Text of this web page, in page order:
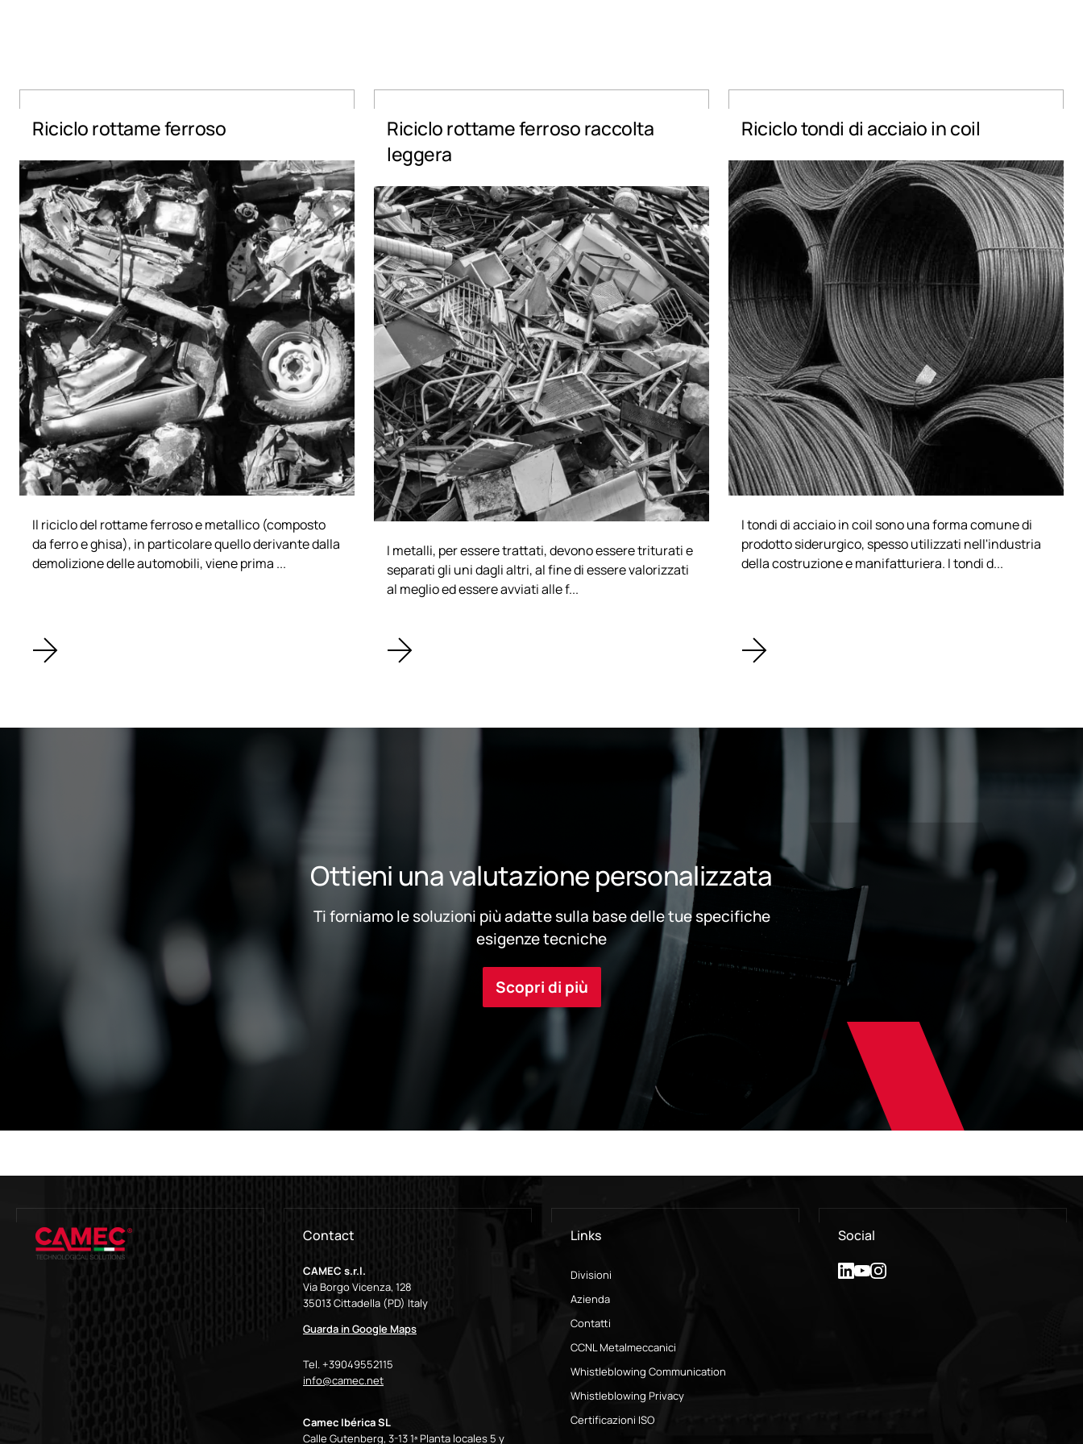
Riciclo rottame ferroso
Il riciclo del rottame ferroso e metallico (composto
da ferro e ghisa), in particolare quello derivante dalla
demolizione delle automobili, viene prima ...
Riciclo rottame ferroso raccolta
leggera
I metalli, per essere trattati, devono essere triturati e
separati gli uni dagli altri, al fine di essere valorizzati
al meglio ed essere avviati alle f...
Riciclo tondi di acciaio in coil
I tondi di acciaio in coil sono una forma comune di
prodotto siderurgico, spesso utilizzati nell'industria
della costruzione e manifatturiera. I tondi d...
Ottieni una valutazione personalizzata
Ti forniamo le soluzioni più adatte sulla base delle tue specifiche
esigenze tecniche
Scopri di più
Contact
CAMEC s.r.l.
Via Borgo Vicenza, 128
35013 Cittadella (PD) Italy
Guarda in Google Maps
Tel. +39049552115
info@camec.net
Camec Ibérica SL
Calle Gutenberg, 3-13 1ª Planta locales 5 y
Links
Divisioni
Azienda
Contatti
CCNL Metalmeccanici
Whistleblowing Communication
Whistleblowing Privacy
Certificazioni ISO
Social